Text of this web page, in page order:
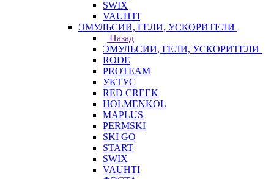
SWIX
VAUHTI
ЭМУЛЬСИИ, ГЕЛИ, УСКОРИТЕЛИ
Назад
ЭМУЛЬСИИ, ГЕЛИ, УСКОРИТЕЛИ
RODE
PROTEAM
УКТУС
RED CREEK
HOLMENKOL
MAPLUS
PERMSKI
SKI GO
START
SWIX
VAUHTI